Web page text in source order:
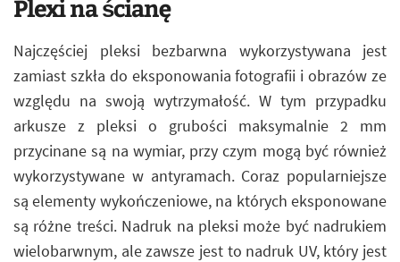
Plexi na ścianę
Najczęściej pleksi bezbarwna wykorzystywana jest
zamiast szkła do eksponowania fotografii i obrazów ze
względu na swoją wytrzymałość. W tym przypadku
arkusze z pleksi o grubości maksymalnie 2 mm
przycinane są na wymiar, przy czym mogą być również
wykorzystywane w antyramach. Coraz popularniejsze
są elementy wykończeniowe, na których eksponowane
są różne treści. Nadruk na pleksi może być nadrukiem
wielobarwnym, ale zawsze jest to nadruk UV, który jest